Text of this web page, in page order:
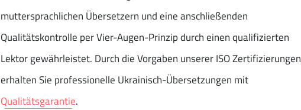
muttersprachlichen Übersetzern und eine anschließenden
Qualitätskontrolle per Vier-Augen-Prinzip durch einen qualifizierten
Lektor gewährleistet. Durch die Vorgaben unserer ISO Zertifizierungen
erhalten Sie professionelle Ukrainisch-Übersetzungen mit
Qualitätsgarantie.